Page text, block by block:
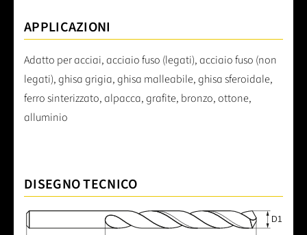
APPLICAZIONI
Adatto per acciai, acciaio fuso (legati), acciaio fuso (non
legati), ghisa grigia, ghisa malleabile, ghisa sferoidale,
ferro sinterizzato, alpacca, grafite, bronzo, ottone,
alluminio
DISEGNO TECNICO